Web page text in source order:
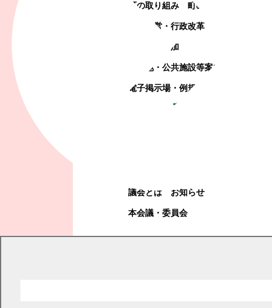
町の取り組み
町の概要
町政運営・行政改革
町政への参加
観光地・公共施設等案内
電子掲示場・例規集
議会とは
お知らせ
本会議・委員会